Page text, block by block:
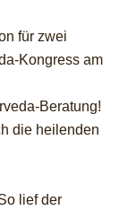
Kongress am
Beratung!